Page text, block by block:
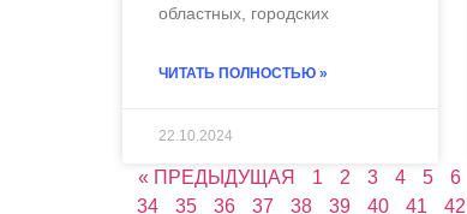
областных, городских
ЧИТАТЬ ПОЛНОСТЬЮ »
22.10.2024
« ПРЕДЫДУЩАЯ 1 2 3 4 5 6
34
35 36 37 38 39 40 41 42